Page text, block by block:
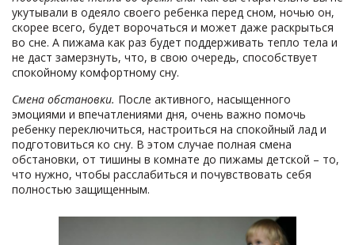
укутывали в одеяло своего ребенка перед сном, ночью он,
скорее всего, будет ворочаться и может даже раскрыться
во сне. А пижама как раз будет поддерживать тепло тела и
не даст замерзнуть, что, в свою очередь, способствует
спокойному комфортному сну.
Смена обстановки. После активного, насыщенного
эмоциями и впечатлениями дня, очень важно помочь
ребенку переключиться, настроиться на спокойный лад и
подготовиться ко сну. В этом случае полная смена
обстановки, от тишины в комнате до пижамы детской – то,
что нужно, чтобы расслабиться и почувствовать себя
полностью защищенным.